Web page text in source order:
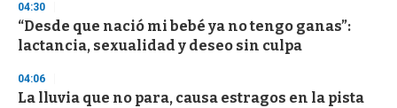
04:30
“Desde que nació mi bebé ya no tengo ganas”:
lactancia, sexualidad y deseo sin culpa
04:06
La lluvia que no para, causa estragos en la pista